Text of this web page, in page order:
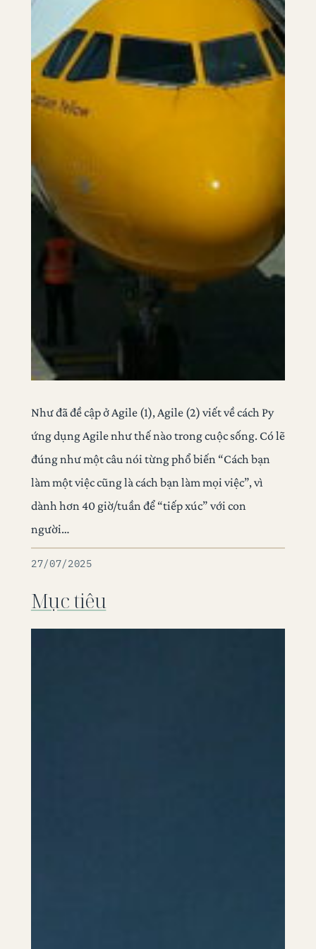
Như đã đề cập ở Agile (1), Agile (2) viết về cách Py
ứng dụng Agile như thế nào trong cuộc sống. Có lẽ
đúng như một câu nói từng phổ biến “Cách bạn
làm một việc cũng là cách bạn làm mọi việc”, vì
dành hơn 40 giờ/tuần để “tiếp xúc” với con
người…
27/07/2025
Mục tiêu